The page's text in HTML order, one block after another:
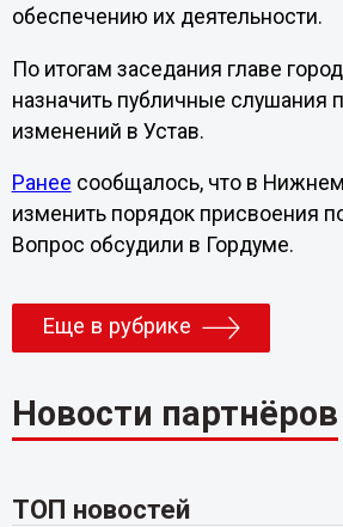
обеспечению их деятельности.
По итогам заседания главе
назначить публичные слушания
изменений в Устав.
Ранее сообщалось, что в
изменить порядок присвоения
Вопрос обсудили в Гордуме.
Еще в рубрике
Новости партнёров
ТОП новостей